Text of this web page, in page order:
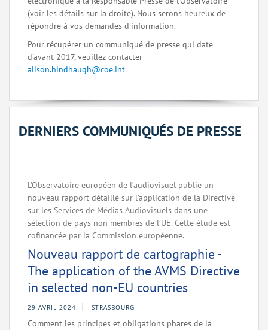
(voir les détails sur la droite). Nous serons heureux de
répondre à vos demandes d'information.
Pour récupérer un communiqué de presse qui date
d'avant 2017, veuillez contacter
alison.hindhaugh@coe.int
DERNIERS COMMUNIQUÉS DE PRESSE
L’Observatoire européen de l’audiovisuel publie un
nouveau rapport détaillé sur l’application de la Directive
sur les Services de Médias Audiovisuels dans une
sélection de pays non membres de l’UE. Cette étude est
cofinancée par la Commission européenne.
Nouveau rapport de cartographie -
The application of the AVMS Directive
in selected non-EU countries
29 AVRIL 2024 STRASBOURG
Comment les principes et obligations phares de la